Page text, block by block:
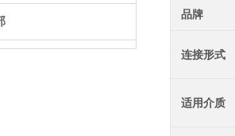
品牌
连接形式
适用介质